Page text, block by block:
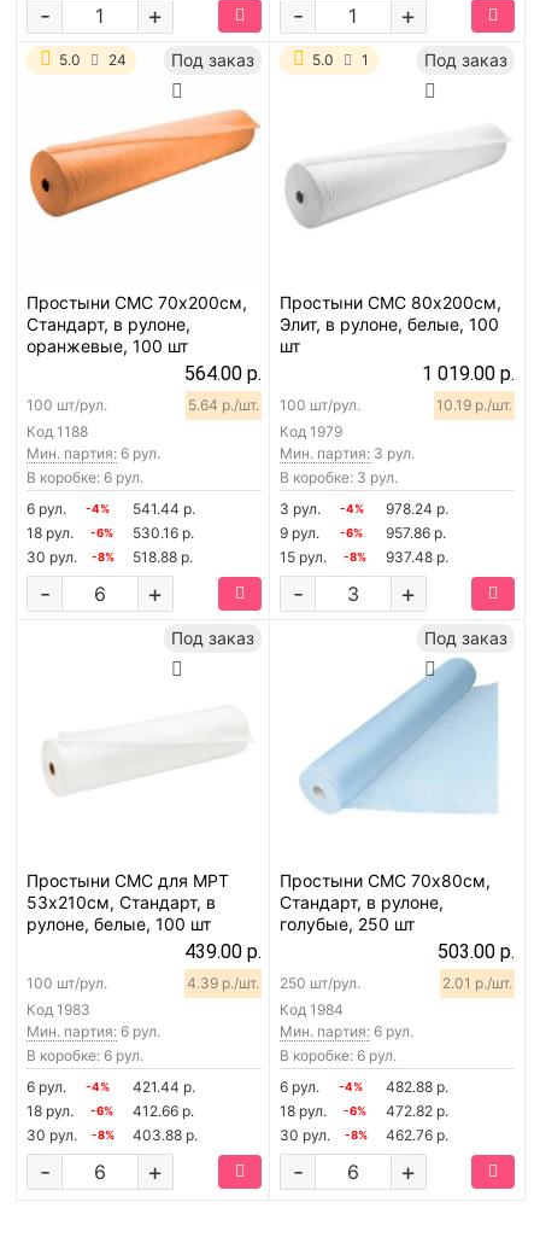
+
- +
-
5.0 24 Под заказ
Простыни СМС 70х200см,
Стандарт, в рулоне,
оранжевые, 100 шт
564.00 р.
Код 1188
100 шт/рул. 5.64 р./шт.
Мин. партия: 6 рул.
В коробке: 6 рул.
6 рул.
-4%
541.44 р.
18 рул.
-6%
530.16 р.
30 рул.
-8% 518.88 р.
+
-
5.0 1 Под заказ
Простыни СМС 80х200см,
Элит, в рулоне, белые, 100
шт
1 019.00 р.
Код 1979
100 шт/рул. 10.19 р./шт.
Мин. партия: 3 рул.
В коробке: 3 рул.
3 рул.
-4%
978.24 р.
9 рул.
-6%
957.86 р.
15 рул.
-8% 937.48 р.
+
-
Под заказ
Простыни СМС для МРТ
53х210см, Стандарт, в
рулоне, белые, 100 шт
439.00 р.
Код 1983
100 шт/рул. 4.39 р./шт.
Мин. партия: 6 рул.
В коробке: 6 рул.
6 рул.
-4%
421.44 р.
18 рул.
-6%
412.66 р.
30 рул.
-8% 403.88 р.
+
-
Под заказ
Простыни СМС 70х80см,
Стандарт, в рулоне,
голубые, 250 шт
503.00 р.
Код 1984
250 шт/рул. 2.01 р./шт.
Мин. партия: 6 рул.
В коробке: 6 рул.
6 рул.
-4%
482.88 р.
18 рул.
-6%
472.82 р.
30 рул.
-8% 462.76 р.
+
-